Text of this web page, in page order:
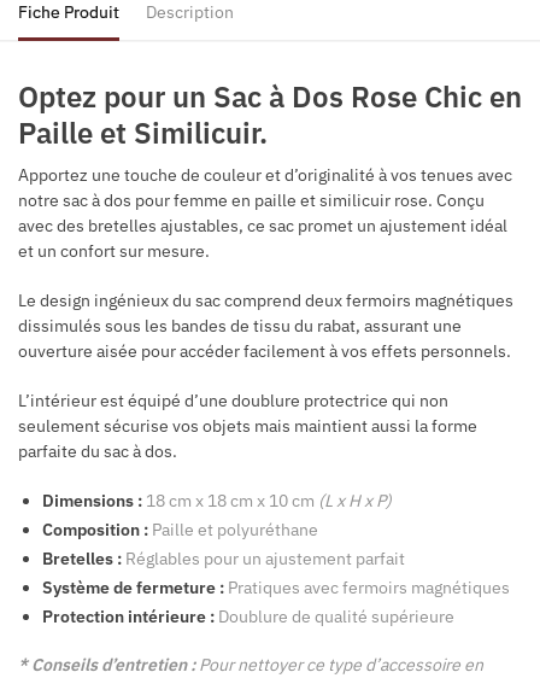
Fiche Produit Description
Optez pour un Sac à Dos Rose Chic en
Paille et Similicuir.
Apportez une touche de couleur et d’originalité à vos tenues avec
notre sac à dos pour femme en paille et similicuir rose. Conçu
avec des bretelles ajustables, ce sac promet un ajustement idéal
et un confort sur mesure.
Le design ingénieux du sac comprend deux fermoirs magnétiques
dissimulés sous les bandes de tissu du rabat, assurant une
ouverture aisée pour accéder facilement à vos effets personnels.
L’intérieur est équipé d’une doublure protectrice qui non
seulement sécurise vos objets mais maintient aussi la forme
parfaite du sac à dos.
Dimensions : 18 cm x 18 cm x 10 cm (L x H x P)
Composition : Paille et polyuréthane
Bretelles : Réglables pour un ajustement parfait
Système de fermeture : Pratiques avec fermoirs magnétiques
Protection intérieure : Doublure de qualité supérieure
* Conseils d’entretien :Pour nettoyer ce type d’accessoire en